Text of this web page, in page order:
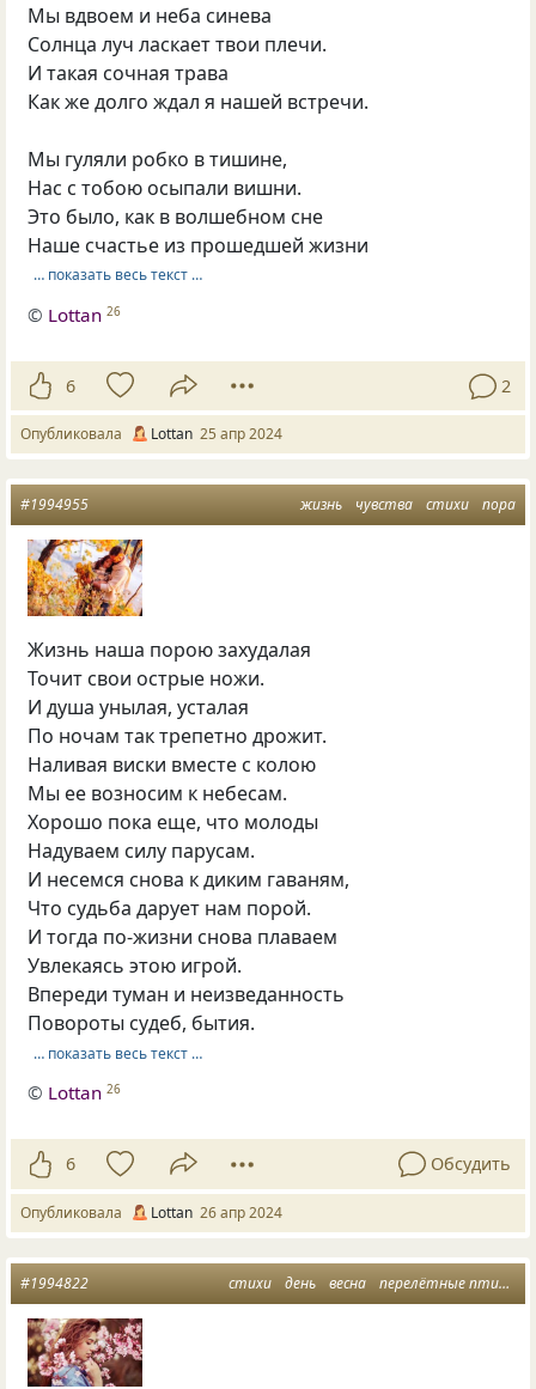
Мы вдвоем и неба синева
Солнца луч ласкает твои плечи.
И такая сочная трава
Как же долго ждал я нашей встречи.
Мы гуляли робко в тишине,
Нас с тобою осыпали вишни.
Это было, как в волшебном сне
Наше счастье из прошедшей жизни
… показать весь текст …
© Lottan 26
6 2
Опубликовала Lottan 25 апр 2024
жизнь чувства стихи пора
#1994955
Жизнь наша порою захудалая
Точит свои острые ножи.
И душа унылая, усталая
По ночам так трепетно дрожит.
Наливая виски вместе с колою
Мы ее возносим к небесам.
Хорошо пока еще, что молоды
Надуваем силу парусам.
И несемся снова к диким гаваням,
Что судьба дарует нам порой.
И тогда по-жизни снова плаваем
Увлекаясь этою игрой.
Впереди туман и неизведанность
Повороты судеб, бытия.
… показать весь текст …
© Lottan 26
6 Обсудить
Опубликовала Lottan 26 апр 2024
стихи день весна перелётные птицы
#1994822